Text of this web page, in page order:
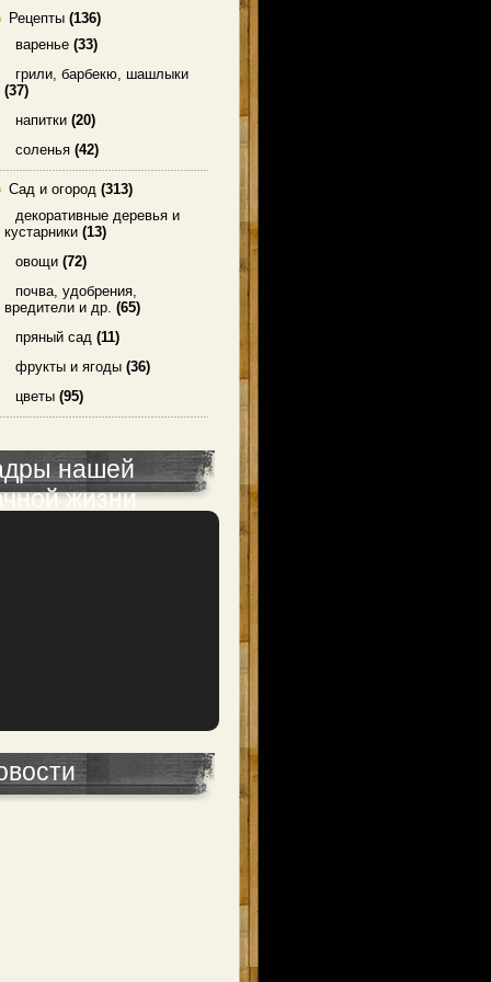
Рецепты (136)
варенье (33)
грили, барбекю, шашлыки
(37)
напитки (20)
соленья (42)
Сад и огород (313)
декоративные деревья и
кустарники (13)
овощи (72)
почва, удобрения,
вредители и др. (65)
пряный сад (11)
фрукты и ягоды (36)
цветы (95)
нашей
жизни